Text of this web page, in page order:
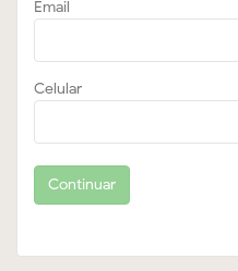
Email
Celular
Continuar